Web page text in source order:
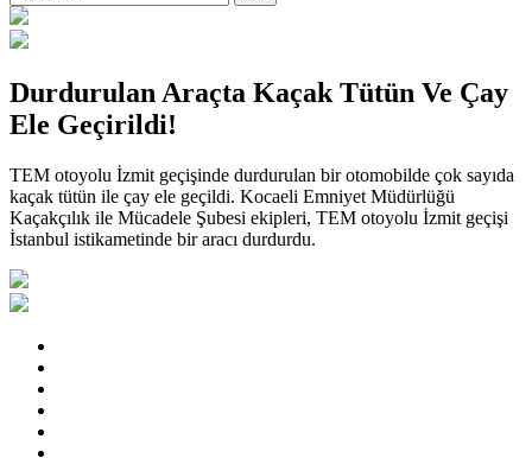
Durdurulan Araçta Kaçak Tütün Ve Çay
Ele Geçirildi!
TEM otoyolu İzmit geçişinde durdurulan bir otomobilde çok sayıda
kaçak tütün ile çay ele geçildi. Kocaeli Emniyet Müdürlüğü
Kaçakçılık ile Mücadele Şubesi ekipleri, TEM otoyolu İzmit geçişi
İstanbul istikametinde bir aracı durdurdu.